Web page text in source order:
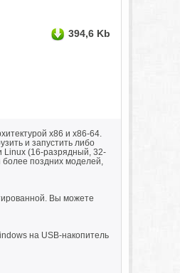
394,6 Kb
x86 и x86-64.
и запустить либо
Linux (16-разрядный, 32-
поздних моделей,
Вы можете
на USB-накопитель